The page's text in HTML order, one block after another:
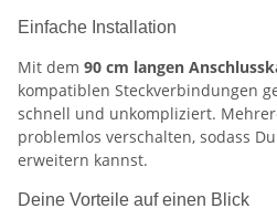
Einfache Installation
Mit dem 90 cm langen
kompatiblen Steckverbindungen
schnell und unkompliziert.
problemlos verschalten, sodass
erweitern kannst.
Deine Vorteile auf einen Blick